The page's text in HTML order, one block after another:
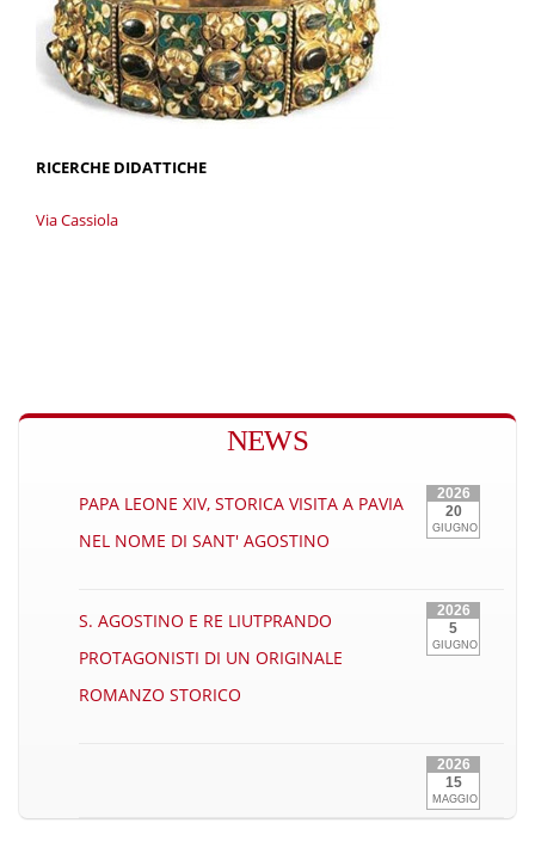
RICERCHE DIDATTICHE
Via Cassiola
NEWS
2026
20
GIUGNO
PAPA LEONE XIV, STORICA VISITA A PAVIA
NEL NOME DI SANT' AGOSTINO
2026
5
GIUGNO
S. AGOSTINO E RE LIUTPRANDO
PROTAGONISTI DI UN ORIGINALE
ROMANZO STORICO
2026
15
MAGGIO